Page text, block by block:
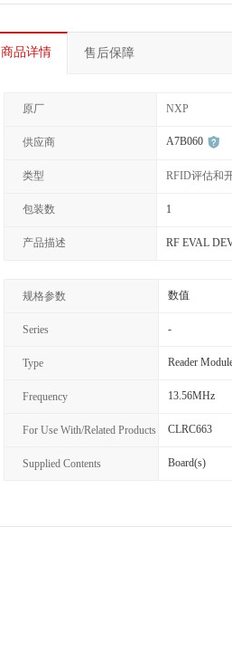
商品详情 售后保障
原厂 NXP
供应商 A7B060
类型 RFID评估和
包装数 1
产品描述 RF EVAL
规格参数 数值
Series -
Type Reader
Frequency 13.56MHz
For Use With/Related Products CLRC663
Supplied Contents Board(s)